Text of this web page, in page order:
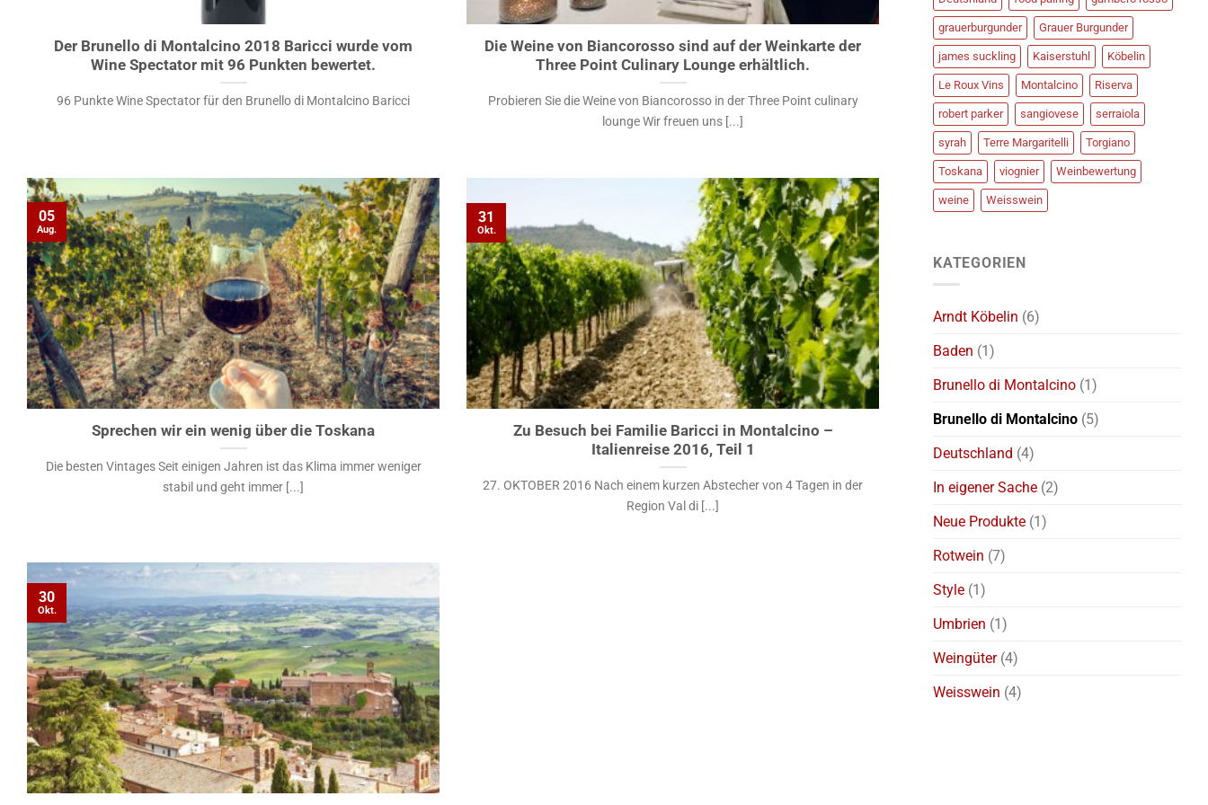
Der Brunello di Montalcino 2018 Baricci wurde vom
Wine Spectator mit 96 Punkten bewertet.
96 Punkte Wine Spectator für den Brunello di Montalcino Baricci
Die Weine von Biancorosso sind auf der Weinkarte der
Three Point Culinary Lounge erhältlich.
Probieren Sie die Weine von Biancorosso in der Three Point culinary
lounge Wir freuen uns [...]
Sprechen wir ein wenig über die Toskana
Die besten Vintages Seit einigen Jahren ist das Klima immer weniger
stabil und geht immer [...]
05
Aug.
Zu Besuch bei Familie Baricci in Montalcino –
Italienreise 2016, Teil 1
27. OKTOBER 2016 Nach einem kurzen Abstecher von 4 Tagen in der
Region Val di [...]
31
Okt.
30
Okt.
grauerburgunder Grauer Burgunder
james suckling Kaiserstuhl Köbelin
Le Roux Vins Montalcino Riserva
robert parker sangiovese serraiola
syrah Terre Margaritelli Torgiano
Toskana viognier Weinbewertung
weine Weisswein
KATEGORIEN
Arndt Köbelin (6)
Baden (1)
Brunello di Montalcino (1)
Brunello di Montalcino (5)
Deutschland (4)
In eigener Sache (2)
Neue Produkte (1)
Rotwein (7)
Style (1)
Umbrien (1)
Weingüter(4)
Weisswein (4)